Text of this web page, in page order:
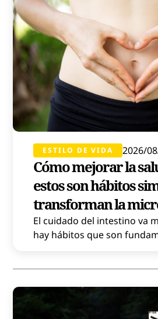
ESTILO DE VIDA 2026/
Cómo mejorar la
estos son hábitos
transforman la
El cuidado del intestino va
hay hábitos que son